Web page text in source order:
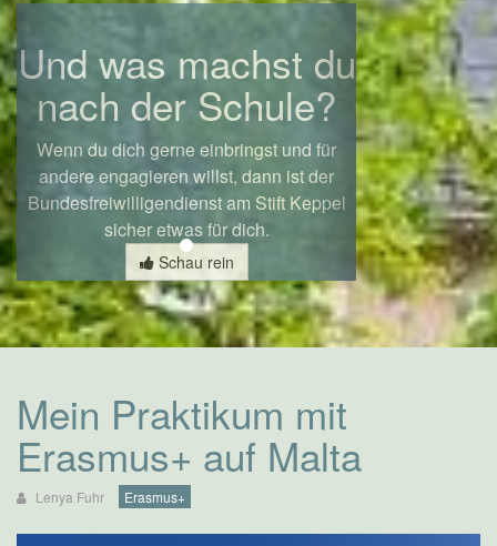
Und was machst du
nach der Schule?
Wenn du dich gerne einbringst und für
andere engagieren willst, dann ist der
Bundesfreiwilligendienst am Stift Keppel
sicher etwas für dich.
Schau rein
Previous Next
Mein Praktikum mit
Erasmus+ auf Malta
Lenya Fuhr Erasmus+